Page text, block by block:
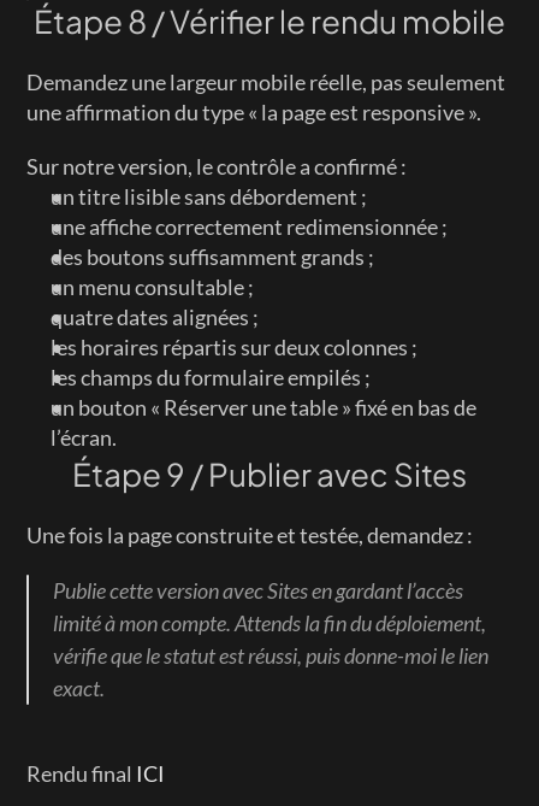
Étape 8 / Vérifier le rendu mobile
Demandez une largeur mobile réelle, pas seulement
une affirmation du type « la page est responsive ».
Sur notre version, le contrôle a confirmé :
un titre lisible sans débordement ;
une affiche correctement redimensionnée ;
des boutons suffisamment grands ;
un menu consultable ;
quatre dates alignées ;
les horaires répartis sur deux colonnes ;
les champs du formulaire empilés ;
un bouton « Réserver une table » fixé en bas de
l’écran.
Étape 9 / Publier avec Sites
Une fois la page construite et testée, demandez :
Publie cette version avec Sites en gardant l’accès
limité à mon compte. Attends la fin du déploiement,
vérifie que le statut est réussi, puis donne-moi le lien
exact.
Rendu final ICI